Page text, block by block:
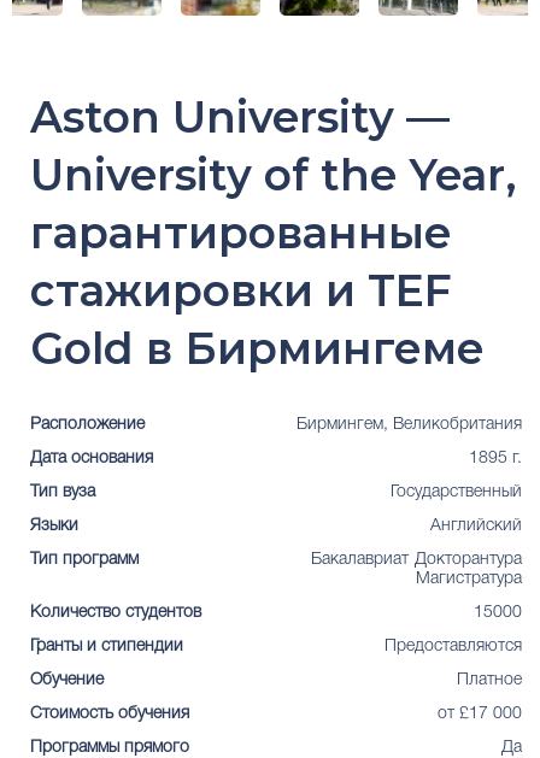
Aston University —
University of the Year,
гарантированные
стажировки и TEF
Gold в Бирмингеме
Расположение Бирмингем, Великобритания
Дата основания 1895 г.
Тип вуза Государственный
Языки Английский
Тип программ Бакалавриат Докторантура
Магистратура
Количество студентов 15000
Гранты и стипендии Предоставляются
Обучение Платное
Стоимость обучения от £17 000
Программы прямого
Да